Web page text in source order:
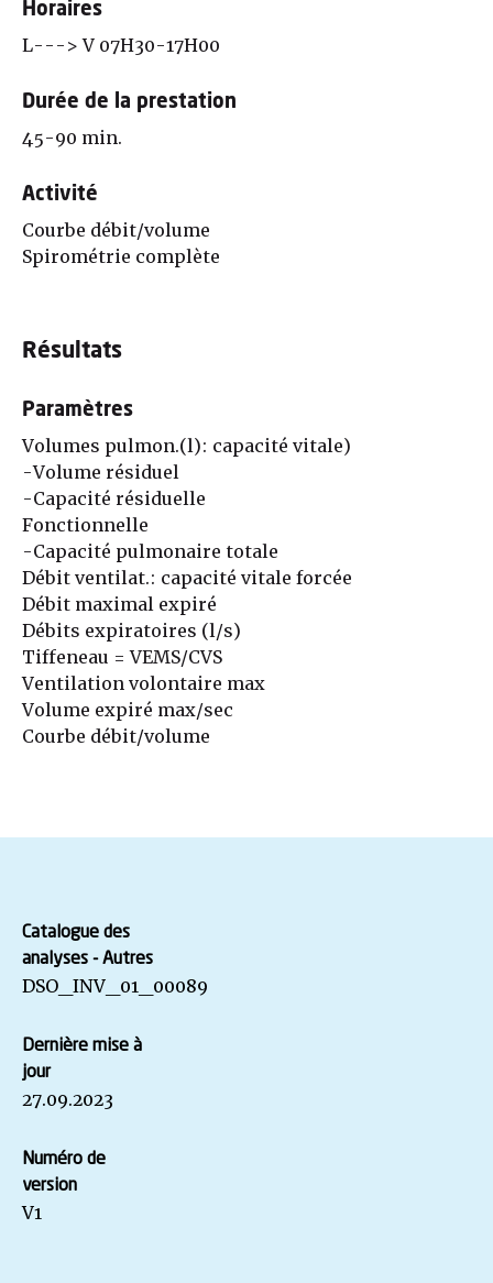
Horaires
L---> V 07H30-17H00
Durée de la prestation
45-90 min.
Activité
Courbe débit/volume
Spirométrie complète
Résultats
Paramètres
Volumes pulmon.(l): capacité vitale)
-Volume résiduel
-Capacité résiduelle
Fonctionnelle
-Capacité pulmonaire totale
Débit ventilat.: capacité vitale forcée
Débit maximal expiré
Débits expiratoires (l/s)
Tiffeneau = VEMS/CVS
Ventilation volontaire max
Volume expiré max/sec
Courbe débit/volume
Catalogue des
analyses - Autres
DSO_INV_01_00089
Dernière mise à
jour
27.09.2023
Numéro de
version
V1